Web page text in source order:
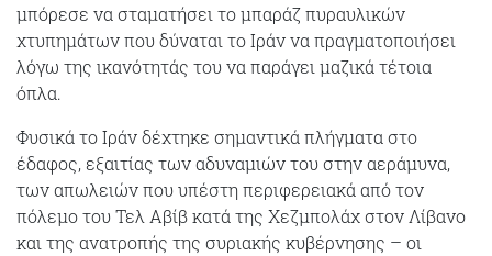
μπόρεσε να σταματήσει το μπαράζ πυραυλικών
χτυπημάτων που δύναται το Ιράν να πραγματοποιήσει
λόγω της ικανότητάς του να παράγει μαζικά τέτοια
όπλα.
Φυσικά το Ιράν δέχτηκε σημαντικά πλήγματα στο
έδαφος, εξαιτίας των αδυναμιών του στην αεράμυνα,
των απωλειών που υπέστη περιφερειακά από τον
πόλεμο του Τελ Αβίβ κατά της Χεζμπολάχ στον Λίβανο
και της ανατροπής της συριακής κυβέρνησης – οι